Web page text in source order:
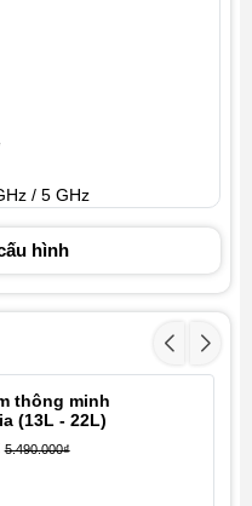
/ 5 GHz
5.0
ARC)
3.0)
hình
thông minh
(13L - 22L)
5.490.000₫